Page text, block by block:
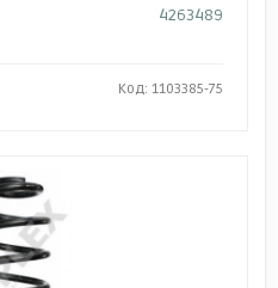
4263489
Код: 1103385-75